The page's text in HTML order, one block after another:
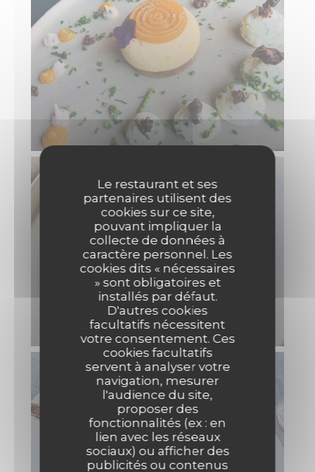
Le restaurant et ses
partenaires utilisent des
cookies sur ce site,
pouvant impliquer la
collecte de données à
caractère personnel. Les
cookies dits « nécessaires
» sont obligatoires et
installés par défaut.
D'autres cookies
facultatifs nécessitent
votre consentement. Ces
cookies facultatifs
servent à analyser votre
navigation, mesurer
l'audience du site,
proposer des
fonctionnalités (ex : en
lien avec les réseaux
sociaux) ou afficher des
publicités ou contenus